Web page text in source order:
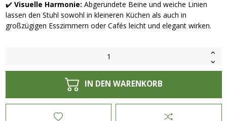
✔️ Visuelle Harmonie: Abgerundete Beine und weiche Linien
lassen den Stuhl sowohl in kleineren Küchen als auch in
großzügigen Esszimmern oder Cafés leicht und elegant wirken.
IN DEN WARENKORB